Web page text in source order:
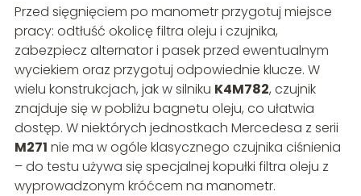
Przed sięgnięciem po manometr przygotuj miejsce
pracy: odtłuść okolicę filtra oleju i czujnika,
zabezpiecz alternator i pasek przed ewentualnym
wyciekiem oraz przygotuj odpowiednie klucze. W
wielu konstrukcjach, jak w silniku K4M782, czujnik
znajduje się w pobliżu bagnetu oleju, co ułatwia
dostęp. W niektórych jednostkach Mercedesa z serii
M271 nie ma w ogóle klasycznego czujnika ciśnienia
– do testu używa się specjalnej kopułki filtra oleju z
wyprowadzonym króćcem na manometr.